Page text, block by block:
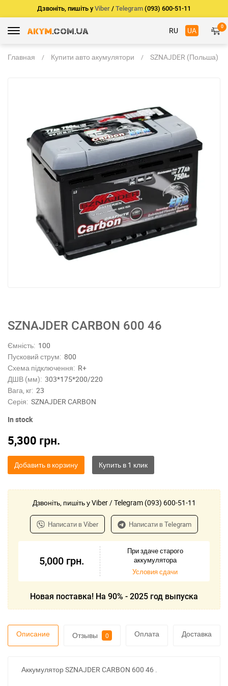
Дзвоніть, пишіть у Viber / Telegram (093) 600-51-11
RU UA 0
Главная Купити авто акумулятори SZNAJDER (Польша)
SZNAJDER CARBON 600 46
Ємність: 100
Пусковий струм: 800
Схема підключення: R+
ДШВ (мм): 303*175*200/220
Вага, кг: 23
Серія: SZNAJDER CARBON
In stock
5,300 грн.
Добавить в корзину
Дзвоніть, пишіть у Viber / Telegram (093) 600-51-11
Написати в Viber Написати в Telegram
5,000 грн.
При здаче старого
аккумулятора
Условия сдачи
Новая поставка! На 90% - 2025 год выпуска
Описание Отзывы 0 Оплата Доставка
Аккумулятор SZNAJDER CARBON 600 46 .